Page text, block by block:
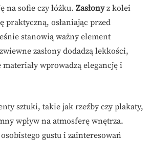
na sofie czy łóżku. Zasłonyz kolei
praktyczną, osłaniając przed
stanowią ważny element
zasłony dodadzą lekkości,
materiały wprowadzą elegancję i
sztuki, takie jak rzeźby czy plakaty,
wpływ na atmosferę wnętrza.
gustu i zainteresowań